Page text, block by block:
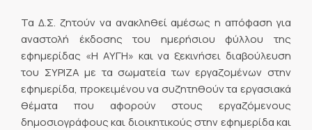
Τα Δ.Σ. ζητούν να ανακληθεί αμέσως η απόφαση για
αναστολή έκδοσης του ημερήσιου φύλλου της
εφημερίδας «Η ΑΥΓΗ» και να ξεκινήσει διαβούλευση
του ΣΥΡΙΖΑ με τα σωματεία των εργαζομένων στην
εφημερίδα, προκειμένου να συζητηθούν τα εργασιακά
θέματα που αφορούν στους εργαζόμενους
δημοσιογράφους και διοικητικούς στην εφημερίδα και